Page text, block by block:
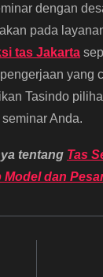
dengan
pada
tas Jakarta
yang
Tasindo
Anda.
tentang Tas
Model dan